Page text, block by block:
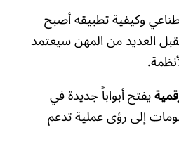
وكيفية تطبيقه أصبح
العديد من المهن سيعتمد
يفتح أبواباً جديدة في
إلى رؤى عملية تدعم